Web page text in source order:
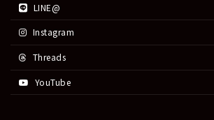
LINE@
Instagram
Threads
YouTube